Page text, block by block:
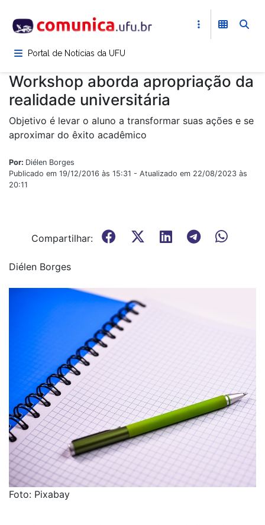
para
conteúdoPortal de Notícias da UFU
Workshop aborda apropriação da
realidade universitária
Objetivo é levar o aluno a transformar suas ações e se
aproximar do êxito acadêmico
Por: Diélen Borges
Publicado em 19/12/2016 às 15:31 - Atualizado em 22/08/2023 às
20:11
Compartilhar:
Diélen Borges
Foto: Pixabay